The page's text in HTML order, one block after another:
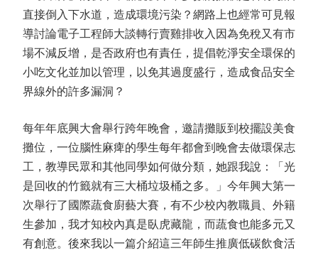
直接倒入下水道，造成環境污染？網路上也經常可見報
導討論電子工程師大談轉行賣雞排收入因為免稅又有市
場不減反增，是否政府也有責任，提倡乾淨安全環保的
小吃文化並加以管理，以免其過度盛行，造成食品安全
界線外的許多漏洞？
每年年底興大會舉行跨年晚會，邀請攤販到校擺設美食
攤位，一位腦性麻痺的學生每年都會到晚會去做環保志
工，教導民眾和其他同學如何做分類，她跟我說：「光
是回收的竹籤就有三大桶垃圾桶之多。」今年興大第一
次舉行了國際蔬食廚藝大賽，有不少校內教職員、外籍
生參加，我才知校內真是臥虎藏龍，而蔬食也能多元又
有創意。後來我以一篇介紹這三年師生推廣低碳飲食活